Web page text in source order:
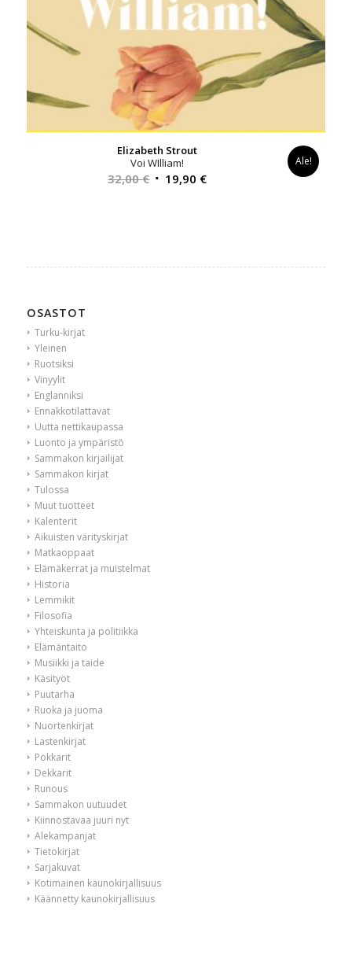
Elizabeth Strout
Voi WIlliam!
32,00€ Alkuperäinen
19,90 €Nykyinen
Ale!
OSASTOT
Turku-kirjat
Yleinen
Ruotsiksi
Vinyylit
Englanniksi
Ennakkotilattavat
Uutta nettikaupassa
Luonto ja ympäristö
Sammakon kirjailijat
Sammakon kirjat
Tulossa
Muut tuotteet
Kalenterit
Aikuisten värityskirjat
Matkaoppaat
Elämäkerrat ja muistelmat
Historia
Lemmikit
Filosofia
Yhteiskunta ja politiikka
Elämäntaito
Musiikki ja taide
Käsityöt
Puutarha
Ruoka ja juoma
Nuortenkirjat
Lastenkirjat
Pokkarit
Dekkarit
Runous
Sammakon uutuudet
Kiinnostavaa juuri nyt
Alekampanjat
Tietokirjat
Sarjakuvat
Kotimainen kaunokirjallisuus
Käännetty kaunokirjallisuus